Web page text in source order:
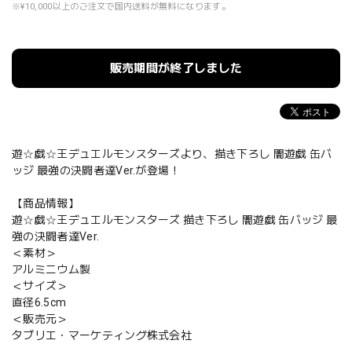
※¥10,000以上のご注文で国内送料が無料になります。
販売期間が終了しました
遊☆戯☆王デュエルモンスターズより、描き下ろし 闇遊戯 缶バ
ッジ 最強の決闘者達Ver.が登場！
【商品情報】
遊☆戯☆王デュエルモンスターズ 描き下ろし 闇遊戯 缶バッジ 最
強の決闘者達Ver.
＜素材＞
アルミニウム製
＜サイズ＞
直径6.5cm
＜販売元＞
タブリエ・マーケティング株式会社